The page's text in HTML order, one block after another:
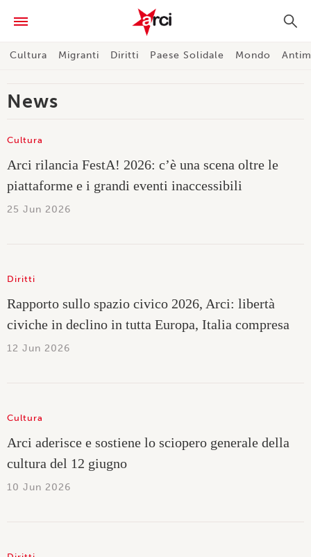
Cultura Migranti Diritti Paese Solidale Mondo
News
Cultura
Arci rilancia FestA! 2026: c’è una scena oltre le
piattaforme e i grandi eventi inaccessibili
25 Jun 2026
Diritti
Rapporto sullo spazio civico 2026, Arci: libertà
civiche in declino in tutta Europa, Italia compresa
12 Jun 2026
Cultura
Arci aderisce e sostiene lo sciopero generale della
cultura del 12 giugno
10 Jun 2026